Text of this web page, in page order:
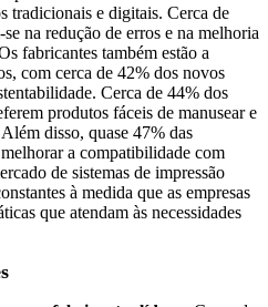
tradicionais e digitais. Cerca de
na redução de erros e na melhoria
fabricantes também estão a
com cerca de 42% dos novos
Cerca de 44% dos
produtos fáceis de manusear e
disso, quase 47% das
a compatibilidade com
de sistemas de impressão
à medida que as empresas
que atendam às necessidades